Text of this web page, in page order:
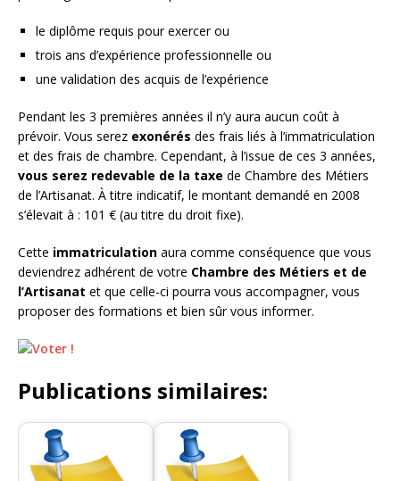
le diplôme requis pour exercer ou
trois ans d’expérience professionnelle ou
une validation des acquis de l’expérience
Pendant les 3 premières années il n’y aura aucun coût à
prévoir. Vous serez exonérés des frais liés à l’immatriculation
et des frais de chambre. Cependant, à l’issue de ces 3 années,
vous serez redevable de la taxe de Chambre des Métiers
de l’Artisanat. À titre indicatif, le montant demandé en 2008
s’élevait à : 101 € (au titre du droit fixe).
Cette immatriculation aura comme conséquence que vous
deviendrez adhérent de votre Chambre des Métiers et de
l’Artisanat et que celle-ci pourra vous accompagner, vous
proposer des formations et bien sûr vous informer.
Publications similaires: